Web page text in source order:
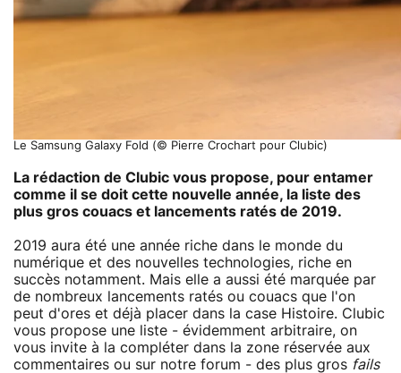
Le Samsung Galaxy Fold (© Pierre Crochart pour Clubic)
La rédaction de Clubic vous propose, pour entamer
comme il se doit cette nouvelle année, la liste des
plus gros couacs et lancements ratés de 2019.
2019 aura été une année riche dans le monde du
numérique et des nouvelles technologies, riche en
succès notamment. Mais elle a aussi été marquée par
de nombreux lancements ratés ou couacs que l'on
peut d'ores et déjà placer dans la case Histoire. Clubic
vous propose une liste - évidemment arbitraire, on
vous invite à la compléter dans la zone réservée aux
commentaires ou sur notre forum - des plus gros fails